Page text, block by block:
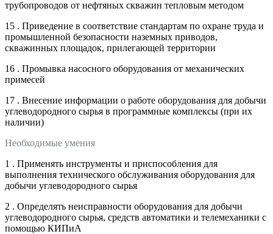
трубопроводов от нефтяных скважин тепловым методом
15 . Приведение в соответствие стандартам по охране труда и
промышленной безопасности наземных приводов,
скважинных площадок, прилегающей территории
16 . Промывка насосного оборудования от механических
примесей
17 . Внесение информации о работе оборудования для добычи
углеводородного сырья в программные комплексы (при их
наличии)
Необходимые умения
1 . Применять инструменты и приспособления для
выполнения технического обслуживания оборудования для
добычи углеводородного сырья
2 . Определять неисправности оборудования для добычи
углеводородного сырья, средств автоматики и телемеханики с
помощью КИПиА